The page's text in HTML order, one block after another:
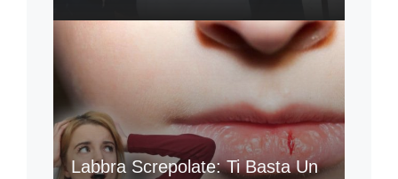
Labbra Screpolate: Ti Basta Un